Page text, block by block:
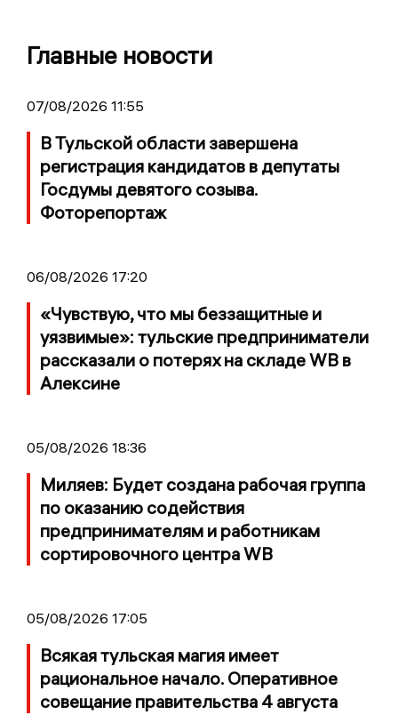
Главные новости
07/08/2026 11:55
В Тульской области завершена
регистрация кандидатов в депутаты
Госдумы девятого созыва.
Фоторепортаж
06/08/2026 17:20
«Чувствую, что мы беззащитные и
уязвимые»: тульские предприниматели
рассказали о потерях на складе WB в
Алексине
05/08/2026 18:36
Миляев: Будет создана рабочая группа
по оказанию содействия
предпринимателям и работникам
сортировочного центра WB
05/08/2026 17:05
Всякая тульская магия имеет
рациональное начало. Оперативное
совещание правительства 4 августа